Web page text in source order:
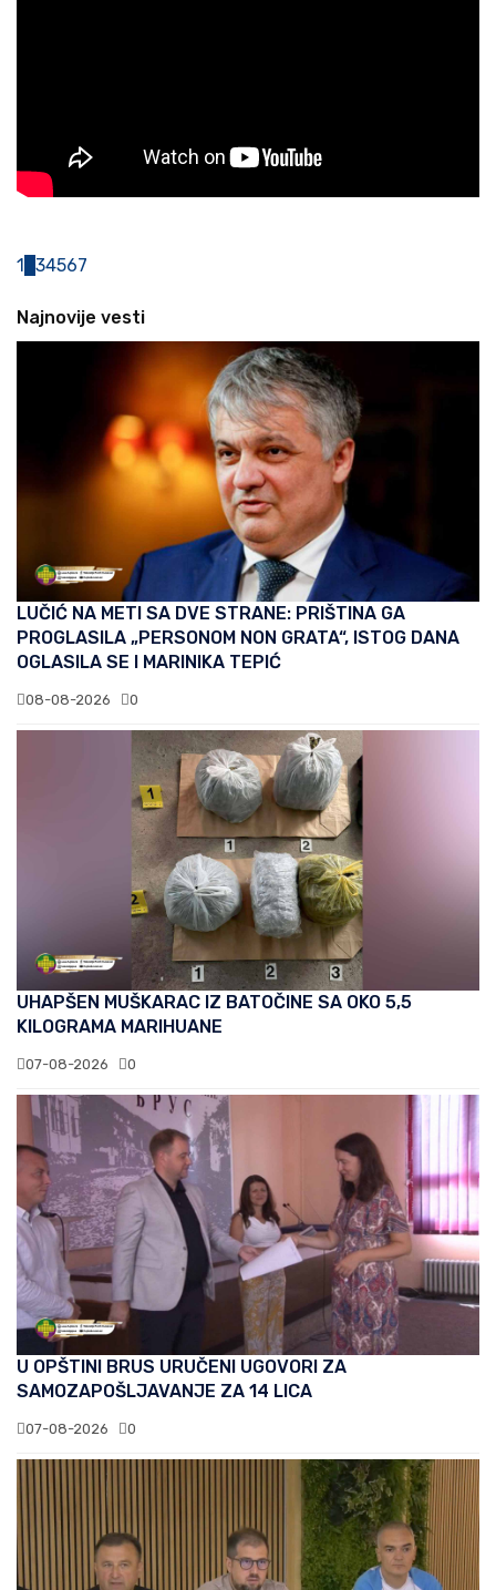
1 34567
Najnovije vesti
LUČIĆ NA METI SA DVE STRANE: PRIŠTINA GA
PROGLASILA „PERSONOM NON GRATA“, ISTOG DANA
OGLASILA SE I MARINIKA TEPIĆ
08-08-2026 0
UHAPŠEN MUŠKARAC IZ BATOČINE SA OKO 5,5
KILOGRAMA MARIHUANE
07-08-2026 0
U OPŠTINI BRUS URUČENI UGOVORI ZA
SAMOZAPOŠLJAVANJE ZA 14 LICA
07-08-2026 0